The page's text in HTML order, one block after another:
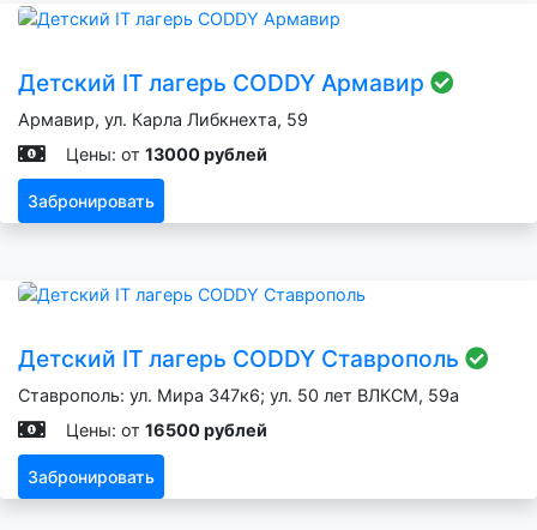
Детский IT лагерь CODDY Армавир
Армавир, ул. Карла Либкнехта, 59
Цены: от 13000 рублей
Забронировать
Детский IT лагерь CODDY Ставрополь
Ставрополь: ул. Мира 347к6; ул. 50 лет ВЛКСМ, 59а
Цены: от 16500 рублей
Забронировать